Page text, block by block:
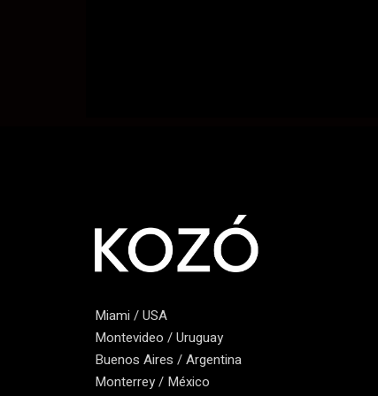
Miami / USA
Montevideo / Uruguay
Buenos Aires / Argentina
Monterrey / México